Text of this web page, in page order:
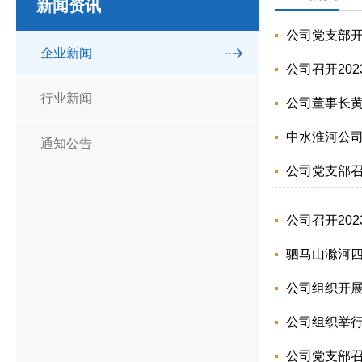
新闻资讯
企业新闻
行业新闻
通知公告
公司党支部
公司召开
公司董事长
中水淮河公
公司党支部
公司召开
驷马山滁河
公司组织开
公司组织举
公司党支部